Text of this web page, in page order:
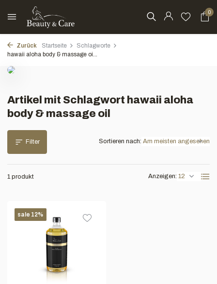
0
Zurück Startseite
Schlagworte
hawaii aloha body & massage oi...
Artikel mit Schlagwort hawaii aloha
body & massage oil
Filter
1 produkt Anzeigen:
Sortieren nach:
sale 12%